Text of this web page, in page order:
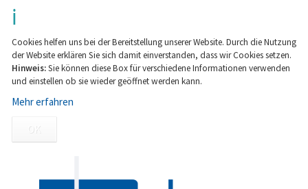
Cookies helfen uns bei der Bereitstellung unserer Website. Durch die Nutzung
der Website erklären Sie sich damit einverstanden, dass wir Cookies setzen.
Hinweis:Sie können diese Box für verschiedene Informationen verwenden
und einstellen ob sie wieder geöffnet werden kann.
Mehr erfahren
OK